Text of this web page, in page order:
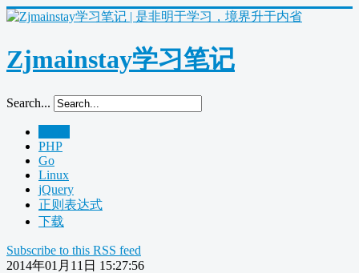
Zjmainstay学习笔记
Search...
PHP
Go
Linux
jQuery
正则表达式
下载
Subscribe to this RSS feed
2014年01月11日 15:27:56